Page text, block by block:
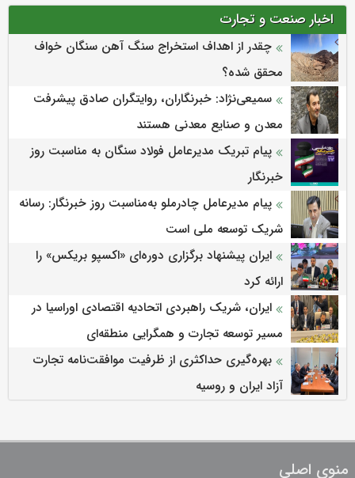
اخبار صنعت و تجارت
چقدر از اهداف استخراج سنگ آهن سنگان خواف
محقق شده؟
سمیعی‌نژاد: خبرنگاران، روایتگران صادق پیشرفت
معدن و صنایع معدنی هستند
پیام تبریک مدیرعامل فولاد سنگان به مناسبت روز
خبرنگار
پیام مدیرعامل چادرملو به‌مناسبت روز خبرنگار: رسانه
شریک توسعه ملی است
ایران پیشنهاد برگزاری دوره‌ای «اکسپو بریکس» را
ارائه کرد
ایران، شریک راهبردی اتحادیه اقتصادی اوراسیا در
مسیر توسعه تجارت و همگرایی منطقه‌ای
بهره‌گیری حداکثری از ظرفیت موافقت‌نامه تجارت
آزاد ایران و روسیه
منوی اصلی